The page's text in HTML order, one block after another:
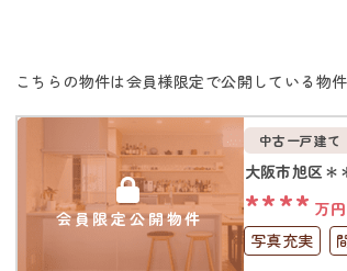
こちらの物件は会員様限定で公開している物
会員限定公開物件
中古一戸建て
大阪市旭区＊
**** 万円
写真充実